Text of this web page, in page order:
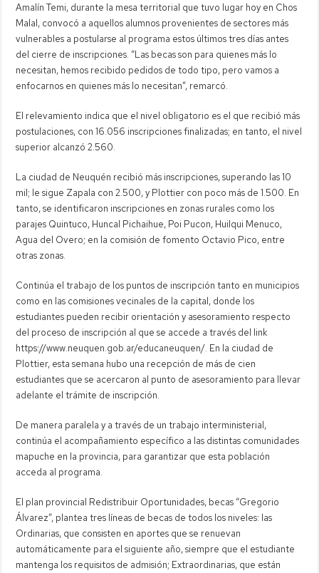
Amalín Temi, durante la mesa territorial que tuvo lugar hoy en Chos
Malal, convocó a aquellos alumnos provenientes de sectores más
vulnerables a postularse al programa estos últimos tres días antes
del cierre de inscripciones. “Las becas son para quienes más lo
necesitan, hemos recibido pedidos de todo tipo, pero vamos a
enfocarnos en quienes más lo necesitan”, remarcó.
El relevamiento indica que el nivel obligatorio es el que recibió más
postulaciones, con 16.056 inscripciones finalizadas; en tanto, el nivel
superior alcanzó 2.560.
La ciudad de Neuquén recibió más inscripciones, superando las 10
mil; le sigue Zapala con 2.500, y Plottier con poco más de 1.500. En
tanto, se identificaron inscripciones en zonas rurales como los
parajes Quintuco, Huncal Pichaihue, Poi Pucon, Huilqui Menuco,
Agua del Overo; en la comisión de fomento Octavio Pico, entre
otras zonas.
Continúa el trabajo de los puntos de inscripción tanto en municipios
como en las comisiones vecinales de la capital, donde los
estudiantes pueden recibir orientación y asesoramiento respecto
del proceso de inscripción al que se accede a través del link
https://www.neuquen.gob.ar/educaneuquen/. En la ciudad de
Plottier, esta semana hubo una recepción de más de cien
estudiantes que se acercaron al punto de asesoramiento para llevar
adelante el trámite de inscripción.
De manera paralela y a través de un trabajo interministerial,
continúa el acompañamiento específico a las distintas comunidades
mapuche en la provincia, para garantizar que esta población
acceda al programa.
El plan provincial Redistribuir Oportunidades, becas “Gregorio
Álvarez”, plantea tres líneas de becas de todos los niveles: las
Ordinarias, que consisten en aportes que se renuevan
automáticamente para el siguiente año, siempre que el estudiante
mantenga los requisitos de admisión; Extraordinarias, que están